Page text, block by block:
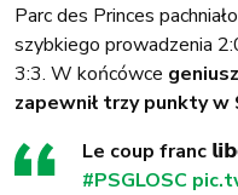
Parc des Princes
szybkiego prowadzenia
3:3. W końcówce
zapewnił trzy punkty w
Le coup franc
#PSGLOSC